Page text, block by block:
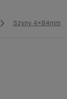
Szyny 4x84mm